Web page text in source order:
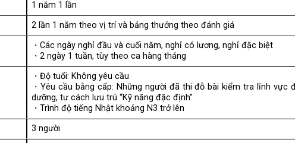
1 năm 1 lần
2 lần 1 năm theo vị trí và bảng thưởng theo đánh giá
・Các ngày nghỉ đầu và cuối năm, nghỉ có lương, nghỉ đặc biệt
・2 ngày 1 tuần, tùy theo ca hàng tháng
・Độ tuổi: Không yêu cầu
・Yêu cầu bằng cấp: Những người đã thi đỗ bài kiểm tra lĩnh vực
dưỡng, tư cách lưu trú “Kỹ năng đặc định”
・Trình độ tiếng Nhật khoảng N3 trở lên
3 người